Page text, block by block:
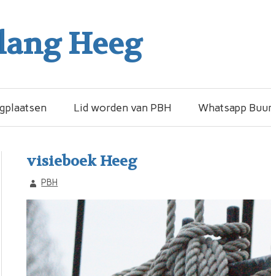
Heeg
Lid worden van PBH Whatsapp
visieboek Heeg
PBH